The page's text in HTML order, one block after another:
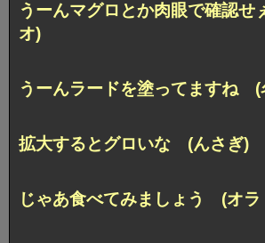
うーんマグロとか肉眼で確認
オ)
うーんラードを塗ってますね (
拡大するとグロいな (んさぎ)
じゃあ食べてみましょう (オラ